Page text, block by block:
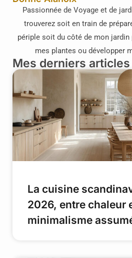
Passionnée de Voyage et de
trouverez soit en train de
périple soit du côté de mon
mes plantes ou développer
Mes derniers articles
La cuisine
2026, entre chaleur
minimalisme